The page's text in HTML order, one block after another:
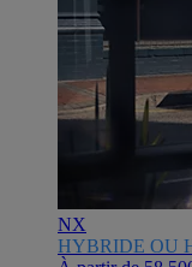
NX
HYBRIDE OU